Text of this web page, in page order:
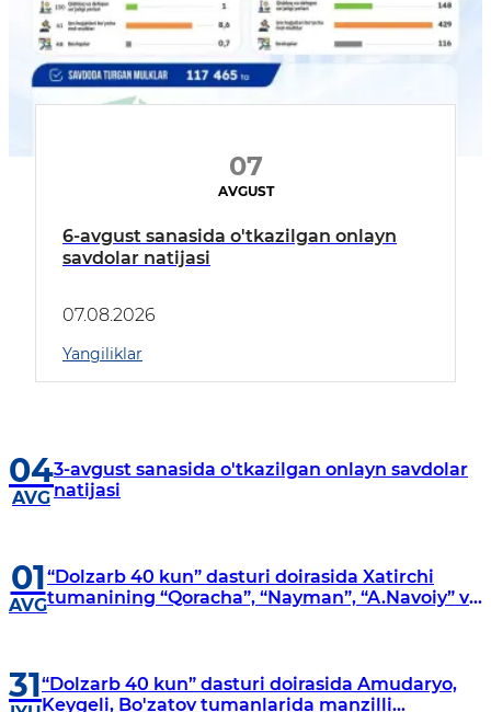
07
AVGUST
6-avgust sanasida o'tkazilgan onlayn
savdolar natijasi
07.08.2026
Yangiliklar
04
AVG
3-avgust sanasida o'tkazilgan onlayn savdolar
natijasi
01
AVG
“Dolzarb 40 kun” dasturi doirasida Xatirchi
tumanining “Qoracha”, “Nayman”, “A.Navoiy” va
31“Dolzarb 40 kun” dasturi doirasida Amudaryo,
Keygeli, Bo'zatov tumanlarida manzilli